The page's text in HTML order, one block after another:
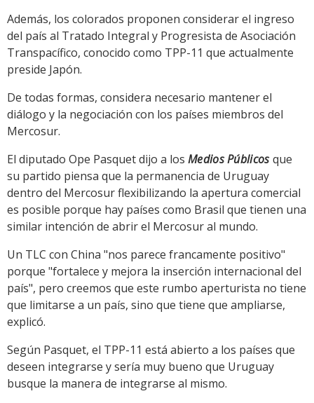
Además, los colorados proponen considerar el ingreso
del país al Tratado Integral y Progresista de Asociación
Transpacífico, conocido como TPP-11 que actualmente
preside Japón.
De todas formas, considera necesario mantener el
diálogo y la negociación con los países miembros del
Mercosur.
El diputado Ope Pasquet dijo a los Medios Públicosque
su partido piensa que la permanencia de Uruguay
dentro del Mercosur flexibilizando la apertura comercial
es posible porque hay países como Brasil que tienen una
similar intención de abrir el Mercosur al mundo.
Un TLC con China "nos parece francamente positivo"
porque "fortalece y mejora la inserción internacional del
país", pero creemos que este rumbo aperturista no tiene
que limitarse a un país, sino que tiene que ampliarse,
explicó.
Según Pasquet, el TPP-11 está abierto a los países que
deseen integrarse y sería muy bueno que Uruguay
busque la manera de integrarse al mismo.